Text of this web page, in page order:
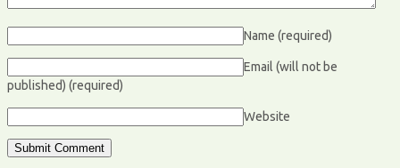
Name (required)
Email (will not be
published) (required)
Website